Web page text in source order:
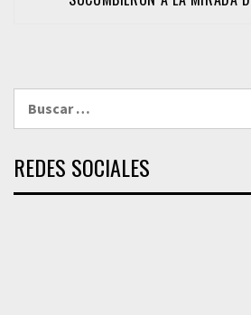
REDES SOCIALES